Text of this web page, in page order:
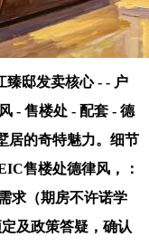
臻邸发卖核心 - - 户
- 售楼处 - 配套 - 德
居的奇特魅力。细节
售楼处德律风，：
求（期房不许诺学
及政策答疑，确认